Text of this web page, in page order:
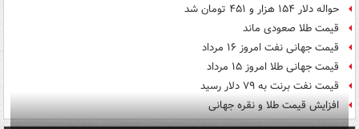
حواله دلار ۱۵۴ هزار و ۴۵۱ تومان شد
قیمت طلا صعودی ماند
قیمت جهانی نفت امروز ۱۶ مرداد
قیمت جهانی طلا امروز ۱۵ مرداد
قیمت نفت برنت به ۷۹ دلار رسید
افزایش قیمت طلا و نقره جهانی